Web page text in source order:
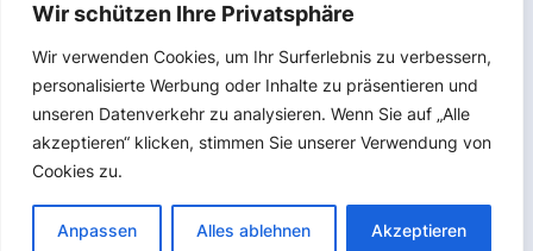
Wir schützen Ihre Privatsphäre
Wir verwenden Cookies, um Ihr Surferlebnis zu verbessern,
personalisierte Werbung oder Inhalte zu präsentieren und
unseren Datenverkehr zu analysieren. Wenn Sie auf „Alle
akzeptieren“ klicken, stimmen Sie unserer Verwendung von
Cookies zu.
Anpassen Alles ablehnen Akzeptieren